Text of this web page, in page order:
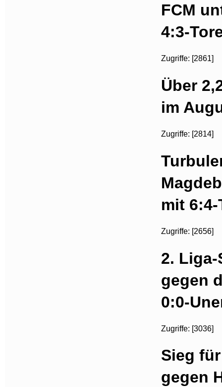
FCM
4:3-
Zugriffe: [2861]
Über
im
Zugriffe: [2814]
mit 6:4-
Zugriffe: [2656]
2. Liga-
gegen
0:0-
Zugriffe: [3036]
Sieg
gegen